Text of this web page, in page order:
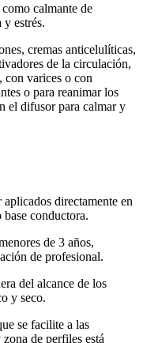
como calmante de
y estrés.
cremas anticelulíticas,
de la circulación,
con varices o con
o para reanimar los
el difusor para calmar y
aplicados directamente en
conductora.
de 3 años,
de profesional.
del alcance de los
y seco.
se facilite a las
de perfiles está